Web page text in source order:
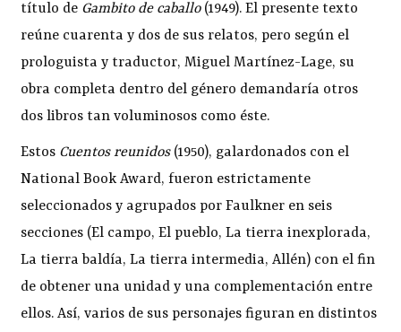
título de Gambito de caballo(1949). El presente texto
reúne cuarenta y dos de sus relatos, pero según el
prologuista y traductor, Miguel Martínez-Lage, su
obra completa dentro del género demandaría otros
dos libros tan voluminosos como éste.
Estos Cuentos reunidos(1950), galardonados con el
National Book Award, fueron estrictamente
seleccionados y agrupados por Faulkner en seis
secciones (El campo, El pueblo, La tierra inexplorada,
La tierra baldía, La tierra intermedia, Allén) con el fin
de obtener una unidad y una complementación entre
ellos. Así, varios de sus personajes figuran en distintos